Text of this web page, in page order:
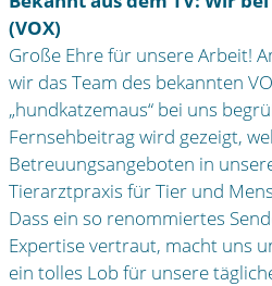
(VOX)
Große Ehre für unsere Arbeit!
wir das Team des bekannten
„hundkatzemaus“ bei uns
Fernsehbeitrag wird gezeigt,
Betreuungsangeboten in
Tierarztpraxis für Tier und
Dass ein so renommiertes
Expertise vertraut, macht uns
ein tolles Lob für unsere